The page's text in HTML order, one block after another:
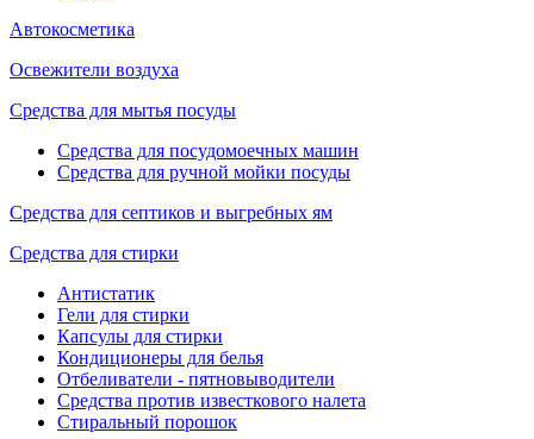
Автокосметика
Освежители воздуха
Средства для мытья посуды
Средства для посудомоечных машин
Средства для ручной мойки посуды
Средства для септиков и выгребных ям
Средства для стирки
Антистатик
Гели для стирки
Капсулы для стирки
Кондиционеры для белья
Отбеливатели - пятновыводители
Средства против известкового налета
Стиральный порошок